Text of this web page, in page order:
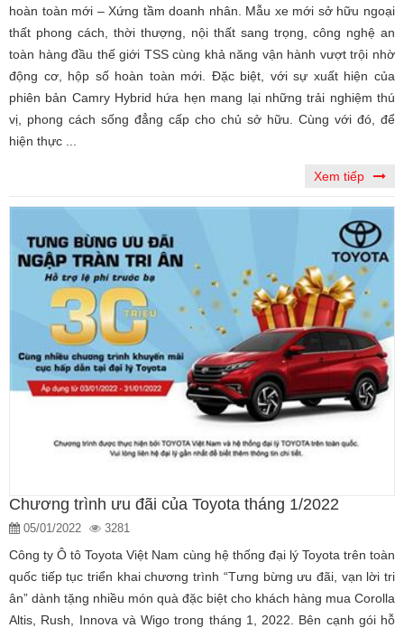
hoàn toàn mới – Xứng tầm doanh nhân. Mẫu xe mới sở hữu ngoại
thất phong cách, thời thượng, nội thất sang trọng, công nghệ an
toàn hàng đầu thế giới TSS cùng khả năng vận hành vượt trội nhờ
động cơ, hộp số hoàn toàn mới. Đặc biệt, với sự xuất hiện của
phiên bản Camry Hybrid hứa hẹn mang lại những trải nghiệm thú
vị, phong cách sống đẳng cấp cho chủ sở hữu. Cùng với đó, để
hiện thực ...
Xem tiếp
Chương trình ưu đãi của Toyota tháng 1/2022
05/01/2022 3281
Công ty Ô tô Toyota Việt Nam cùng hệ thống đại lý Toyota trên toàn
quốc tiếp tục triển khai chương trình “Tưng bừng ưu đãi, vạn lời tri
ân” dành tặng nhiều món quà đặc biệt cho khách hàng mua Corolla
Altis, Rush, Innova và Wigo trong tháng 1, 2022. Bên cạnh gói hỗ